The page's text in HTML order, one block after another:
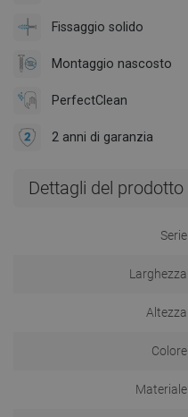
Fissaggio solido
Montaggio nascosto
PerfectClean
2 anni di garanzia
Dettagli del prodotto
Serie
Larghezza
Altezza
Colore
Materiale